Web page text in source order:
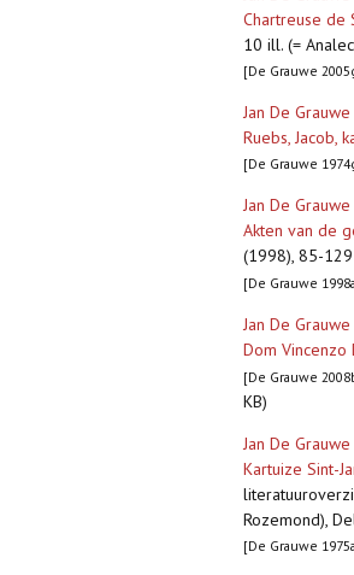
Chartreuse de
10 ill. (=
[De Grauwe
Jan De Grauwe
Ruebs, Jacob,
[De Grauwe
Jan De Grauwe
Akten van de
(1998), 85-129
[De Grauwe
Jan De Grauwe
Dom
[De Grauwe
KB)
Jan De Grauwe
Kartuize Sint-
Rozemond),
[De Grauwe